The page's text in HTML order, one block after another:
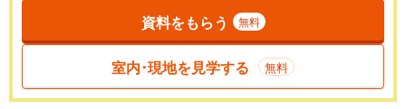
資料をもらう 無料
室内･現地を見学する 無料